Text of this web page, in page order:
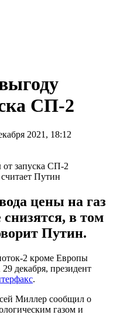
СП-2
2021, 18:12
Путин
цены на газ
в том
Путин.
2 кроме Европы
декабря, президент
.
Миллер сообщил о
газом и